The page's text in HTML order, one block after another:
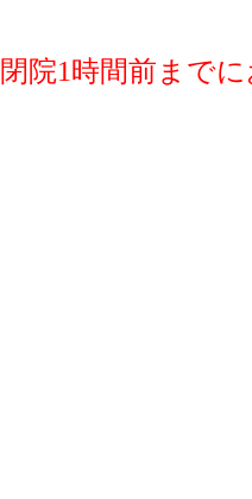
閉院1時間前まで